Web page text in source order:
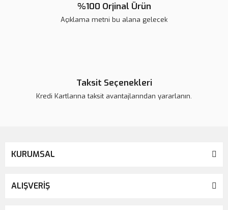
%100 Orjinal Ürün
Açıklama metni bu alana gelecek
Taksit Seçenekleri
Kredi Kartlarına taksit avantajlarından yararlanın.
KURUMSAL
ALIŞVERİŞ